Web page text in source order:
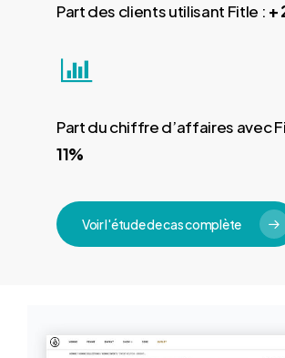
Part des clients utilisant Fitle : +
Part du chiffre d’affaires avec
11%
Voir l'étude de cas complète